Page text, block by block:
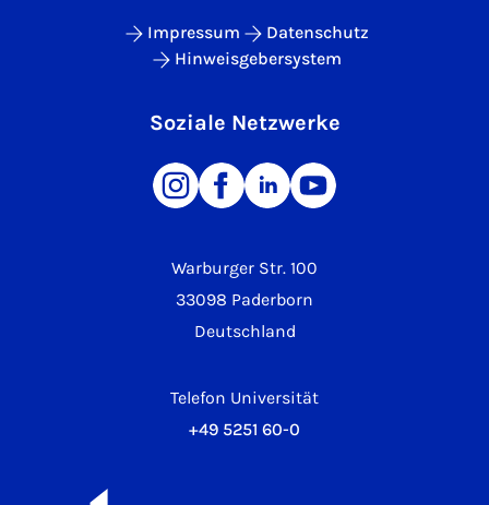
Warburger Str. 100
33098 Paderborn
Deutschland
Telefon Universität
+49 5251 60-0
Impressum
Datenschutz
Hinweisgebersystem
Soziale Netzwerke